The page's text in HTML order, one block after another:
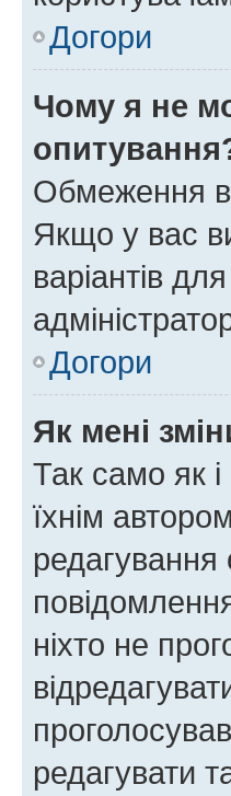
Догори
Чому я не
Обмеження
Якщо у вас
варіантів
Догори
Як мені
Так само як
їхнім
ніхто не
редагувати